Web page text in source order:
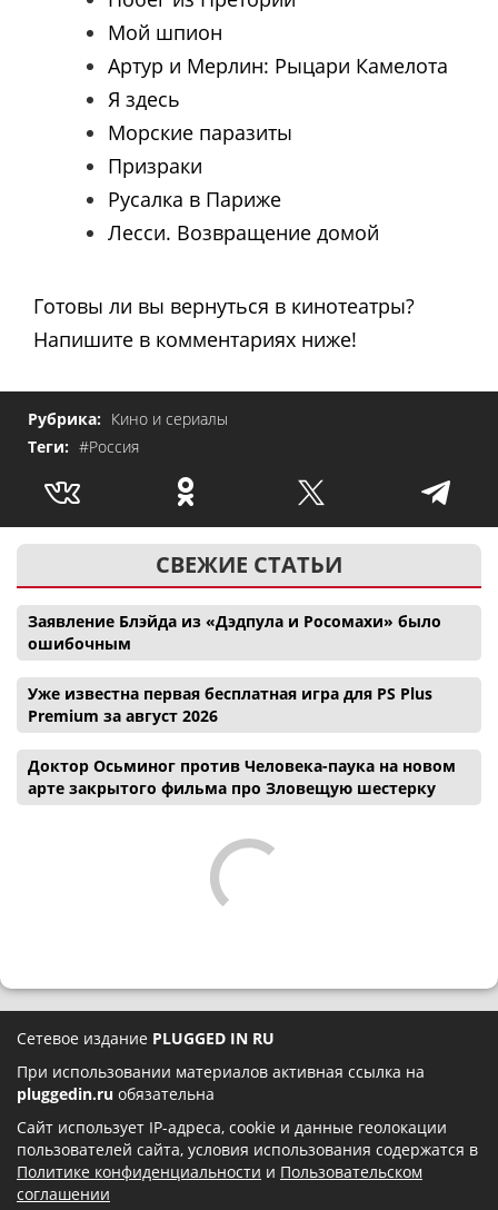
Мой шпион
Артур и Мерлин: Рыцари Камелота
Я здесь
Морские паразиты
Призраки
Русалка в Париже
Лесси. Возвращение домой
Готовы ли вы вернуться в кинотеатры?
Напишите в комментариях ниже!
Рубрика: Кино и сериалы
Теги: #Россия
СВЕЖИЕ СТАТЬИ
Заявление Блэйда из «Дэдпула и Росомахи» было
ошибочным
Уже известна первая бесплатная игра для PS Plus
Premium за август 2026
Доктор Осьминог против Человека-паука на новом
арте закрытого фильма про Зловещую шестерку
Сетевое издание PLUGGED IN RU
При использовании материалов активная ссылка на
pluggedin.ru обязательна
Сайт использует IP-адреса, cookie и данные геолокации
пользователей сайта, условия использования содержатся в
Политике конфиденциальности и Пользовательском
соглашении